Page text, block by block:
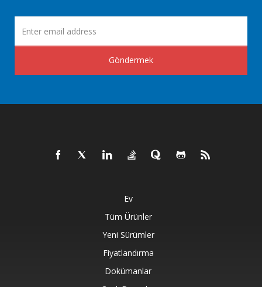
Göndermek
Ev
Tüm Ürünler
Yeni Sürümler
Fiyatlandırma
Dokümanlar